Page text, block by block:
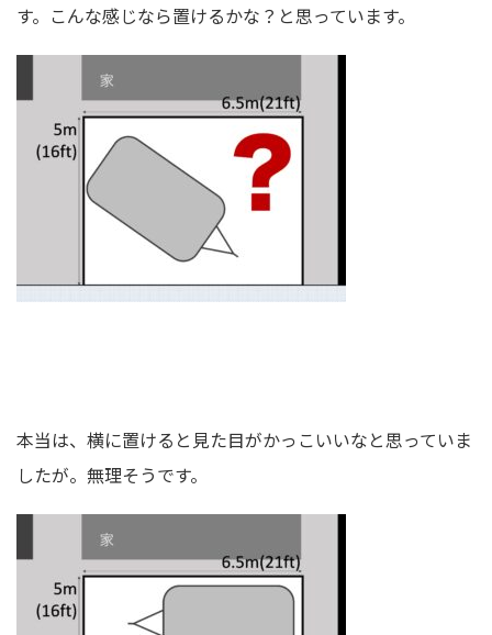
す。こんな感じなら置けるかな？と思っています。
本当は、横に置けると見た目がかっこいいなと思っていま
したが。無理そうです。